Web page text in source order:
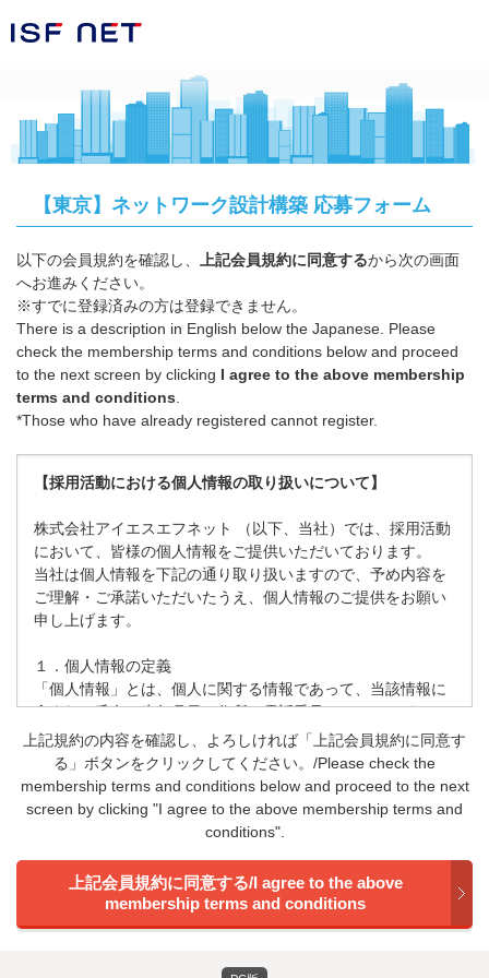
【東京】ネットワーク設計構築 応募フォーム
以下の会員規約を確認し、 上記会員規約に同意するから次の画面
へお進みください。
※すでに登録済みの方は登録できません。
There is a description in English below the Japanese. Please
check the membership terms and conditions below and proceed
to the next screen by clicking I agree to the above membership
terms and conditions
*Those who have already registered cannot register.
【採用活動における個人情報の取り扱いについて】
株式会社アイエスエフネット （以下、当社）では、採用活動
において、皆様の個人情報をご提供いただいております。
当社は個人情報を下記の通り取り扱いますので、予め内容を
ご理解・ご承諾いただいたうえ、個人情報のご提供をお願い
申し上げます。
１．個人情報の定義
「個人情報」とは、個人に関する情報であって、当該情報に
含まれる氏名、生年月日、住所、電話番号、メールアドレ
ス、画像や音声などによって特定の個人を識別できる（他の
情報と容易に照合することができ、それによって特定の個人
を識別することができることとなるものを含む）もの又は個
人識別符号が含まれるものをいいます。
個人情報のご提供は任意となります。ただし、必要な個人情
報がご提供されない場合、当社での採用選考や情報提供等が
できない場合がありますので、予めご了承ください。
上記規約の内容を確認し、よろしければ「上記会員規約に同意す
る」ボタンをクリックしてください。/Please check the
membership terms and conditions below and proceed to the next
screen by clicking "I agree to the above membership terms and
conditions".